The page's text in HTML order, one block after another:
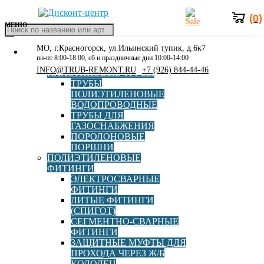
(0)
Поиск
товаров
МЕНЮ
КАТАЛОГ
РАСПРОДАЖА
ПЛАСТИКОВЫЕ ТРУБЫ
ТРУБЫ
ПОЛИЭТИЛЕНОВЫЕ
ВОДОПРОВОДНЫЕ
ТРУБЫ ДЛЯ
ГАЗОСНАБЖЕНИЯ
ПОРОЛОНОВЫЕ
ПОРШНИ
ПОЛИЭТИЛЕНОВЫЕ
ФИТИНГИ
ЭЛЕКТРОСВАРНЫЕ
ФИТИНГИ
ЛИТЫЕ ФИТИНГИ
(СПИГОТ)
СЕГМЕНТНО-СВАРНЫЕ
ФИТИНГИ
ЗАЩИТНЫЕ МУФТЫ ДЛЯ
ПРОХОДА ЧЕРЕЗ Ж/Б
МО, г.Красногорск, ул.Ильинский тупик, д.6к7
пн-пт 8:00-18:00, сб и праздничные дни 10:00-14:00
INFO@TRUB-REMONT.RU +7 (926) 844-44-46
Главная »Каталог» Полиэтиленовые фитинги
Электросварные фитинги»Электросварной отвод Georg
Fischer 90° d90 SDR11
Электросварной отвод Georg
Fischer 90° d90 SDR11
753101813
Производитель
Бренд Georg Fischer